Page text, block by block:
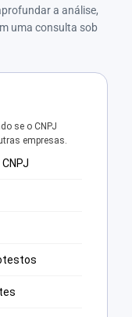
a análise,
uma consulta sob
se o CNPJ
empresas.